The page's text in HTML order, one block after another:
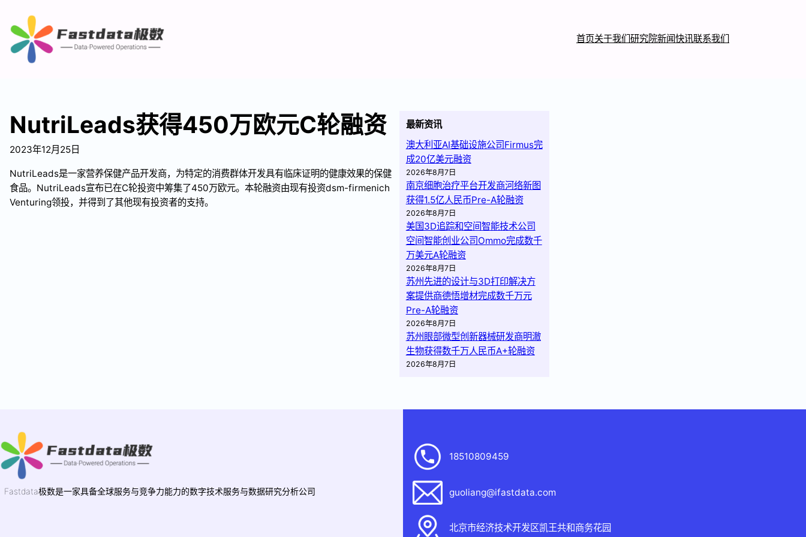
首页关于我们 研究院新闻快讯联系我们
NutriLeads获得450万欧元C轮融资
2023年12月25日
NutriLeads是一家营养保健产品开发商，为特定的消费群体开发具有临床证明的健康效果的保健
食品。NutriLeads宣布已在C轮投资中筹集了450万欧元。本轮融资由现有投资dsm-firmenich
Venturing领投，并得到了其他现有投资者的支持。
最新资讯
澳大利亚AI基础设施公司Firmus完
成20亿美元融资
2026年8月7日
南京细胞治疗平台开发商河络新图
获得1.5亿人民币Pre-A轮融资
2026年8月7日
美国3D追踪和空间智能技术公司
空间智能创业公司Ommo完成数千
万美元A轮融资
2026年8月7日
苏州先进的设计与3D打印解决方
案提供商德悟增材完成数千万元
Pre-A轮融资
2026年8月7日
苏州眼部微型创新器械研发商明澈
生物获得数千万人民币A+轮融资
2026年8月7日
Fastdata极数是一家具备全球服务与竞争力能力的数字技术服务与数据研究分析公司
18510809459
guoliang@ifastdata.com
北京市经济技术开发区凯王共和商务花园